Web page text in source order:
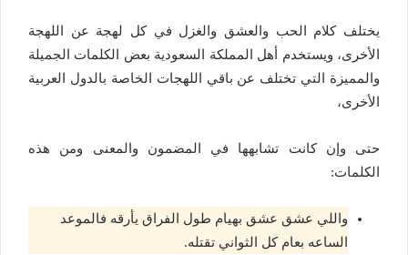
يختلف كلام الحب والعشق والغزل في كل لهجة عن اللهجة
الأخرى، ويستخدم أهل المملكة السعودية بعض الكلمات الجميلة
والمميزة التي تختلف عن باقي اللهجات الخاصة بالدول العربية
الأخرى،
حتى وإن كانت تشابهها في المضمون والمعنى ومن هذه
الكلمات:
واللي عشق عشق بهيام طول الفراق يأرقه فالموعد
الساعه بعام كل الثواني تقتله.